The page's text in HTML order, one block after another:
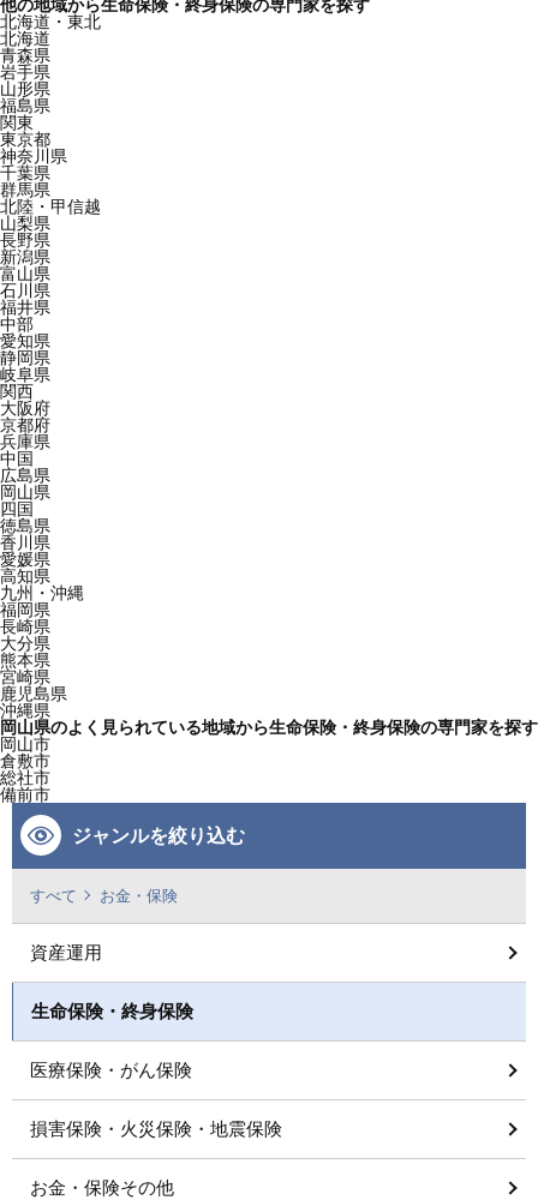
他の地域から生命保険・終身保険の専門家を探す
北海道・東北
北海道
青森県
岩手県
山形県
福島県
関東
東京都
神奈川県
千葉県
群馬県
北陸・甲信越
山梨県
長野県
新潟県
富山県
石川県
福井県
中部
愛知県
静岡県
岐阜県
関西
大阪府
京都府
兵庫県
中国
広島県
岡山県
四国
徳島県
香川県
愛媛県
高知県
九州・沖縄
福岡県
長崎県
大分県
熊本県
宮崎県
鹿児島県
沖縄県
岡山県のよく見られている地域から生命保険・終身保険の専門家を探す
岡山市
倉敷市
総社市
備前市
ジャンルを絞り込む
すべて お金・保険
資産運用
生命保険・終身保険
医療保険・がん保険
損害保険・火災保険・地震保険
お金・保険その他